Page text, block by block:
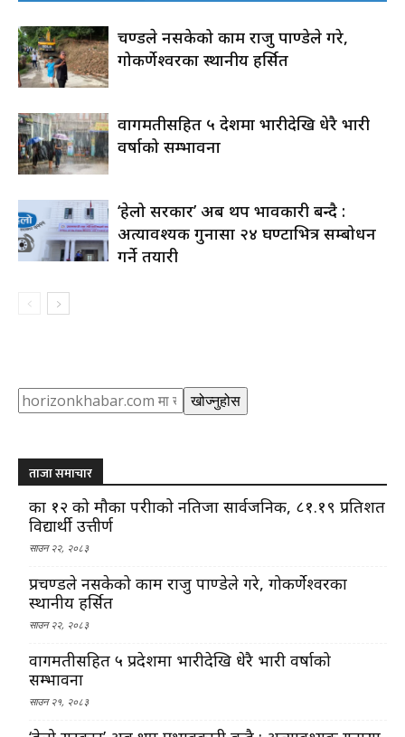
प्रचण्डले नसकेको काम राजु पाण्डेले गरे,
गोकर्णेश्वरका स्थानीय हर्सित
वागमतीसहित ५ प्रदेशमा भारीदेखि धेरै भारी
वर्षाको सम्भावना
‘हेलो सरकार’ अब थप प्रभावकारी बन्दै :
अत्यावश्यक गुनासा २४ घण्टाभित्र सम्बोधन
गर्ने तयारी
Search खोज्नुहोस
ताजा समाचार
कक्षा १२ को मौका परीक्षाको नतिजा सार्वजनिक, ८१.१९ प्रतिशत
विद्यार्थी उत्तीर्ण
साउन २२, २०८३
प्रचण्डले नसकेको काम राजु पाण्डेले गरे, गोकर्णेश्वरका
स्थानीय हर्सित
साउन २२, २०८३
वागमतीसहित ५ प्रदेशमा भारीदेखि धेरै भारी वर्षाको
सम्भावना
साउन २१, २०८३